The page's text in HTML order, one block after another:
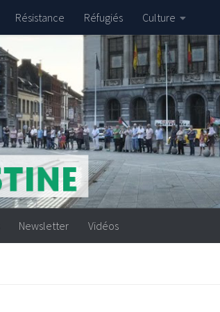
Résistance Réfugiés Culture
Newsletter Vidéos